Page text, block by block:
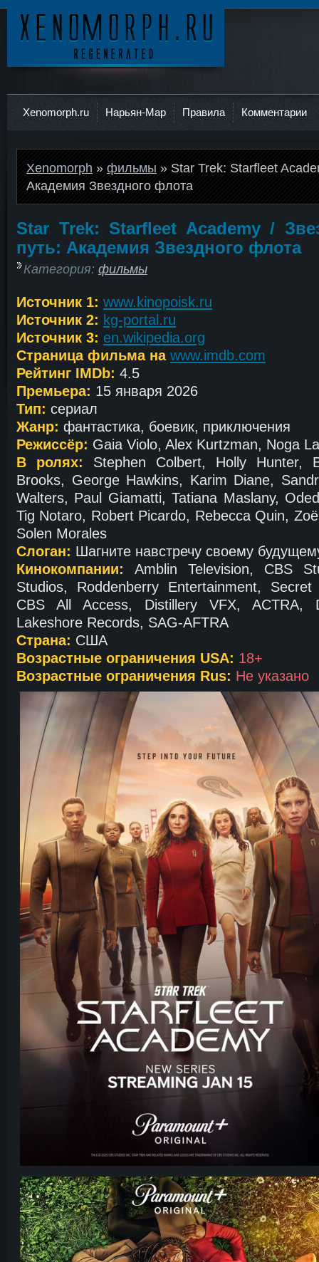
Xenomorph.ru Нарьян-Мар Правила Комментарии
Xenomorph » фильмы » Star Trek: Starfleet
Академия Звездного флота
Star Trek: Starfleet Academy /
путь: Академия Звездного флота
Категория: фильмы
Источник 1: www.kinopoisk.ru
Источник 2: kg-portal.ru
Источник 3: en.wikipedia.org
Страница фильма на www.imdb.com
Рейтинг IMDb: 4.5
Премьера: 15 января 2026
Тип: сериал
Жанр: фантастика, боевик, приключения
Режиссёр: Gaia Violo, Alex Kurtzman, Noga
В ролях: Stephen Colbert, Holly Hunter,
Brooks, George Hawkins, Karim Diane,
Walters, Paul Giamatti, Tatiana Maslany,
Tig Notaro, Robert Picardo, Rebecca Quin,
Solen Morales
Слоган: Шагните навстречу своему
Кинокомпании: Amblin Television, CBS
Studios, Roddenberry Entertainment,
CBS All Access, Distillery VFX, ACTRA,
Lakeshore Records, SAG-AFTRA
Страна: США
Возрастные ограничения USA: 18+
Возрастные ограничения Rus: Не указано